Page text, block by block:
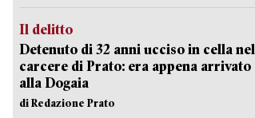
Il delitto
Detenuto di 32 anni ucciso in cella nel
carcere di Prato: era appena arrivato
alla Dogaia
di Redazione Prato